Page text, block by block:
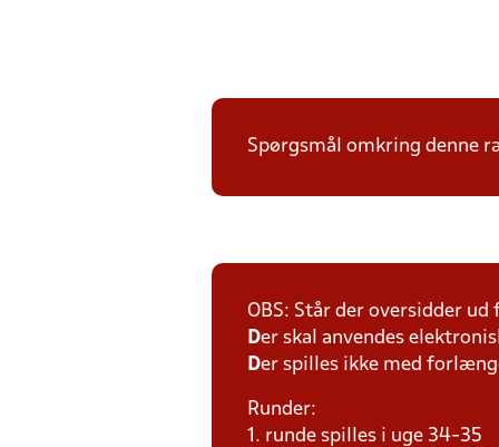
Spørgsmål omkring denne
OBS: Står der oversidder
Der skal anvendes
Der spilles ikke med
Runder:
1. runde spilles i uge 34-35